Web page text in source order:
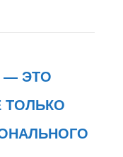
— ЭТО
ТОЛЬКО